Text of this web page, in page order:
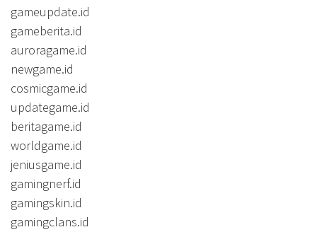
gameupdate.id
gameberita.id
auroragame.id
newgame.id
cosmicgame.id
updategame.id
beritagame.id
worldgame.id
jeniusgame.id
gamingnerf.id
gamingskin.id
gamingclans.id